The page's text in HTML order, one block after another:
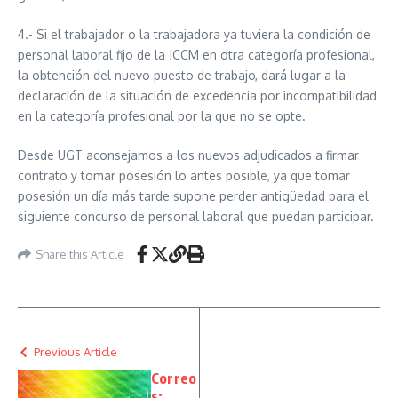
4.- Si el trabajador o la trabajadora ya tuviera la condición de
personal laboral fijo de la JCCM en otra categoría profesional,
la obtención del nuevo puesto de trabajo, dará lugar a la
declaración de la situación de excedencia por incompatibilidad
en la categoría profesional por la que no se opte.
Desde UGT aconsejamos a los nuevos adjudicados a firmar
contrato y tomar posesión lo antes posible, ya que tomar
posesión un día más tarde supone perder antigüedad para el
siguiente concurso de personal laboral que puedan participar.
Share this Article
Previous Article
Correo